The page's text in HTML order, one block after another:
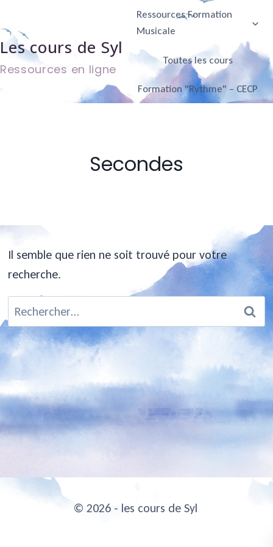
au
contenu
Les cours de Syl
Ressources en ligne
Ressources Formation
Musicale
Toutes les cours
Formation "Rythme" – CECP
Secondes
Il semble que rien ne soit trouvé pour votre
recherche.
Rechercher :
© 2026 - les cours de Syl